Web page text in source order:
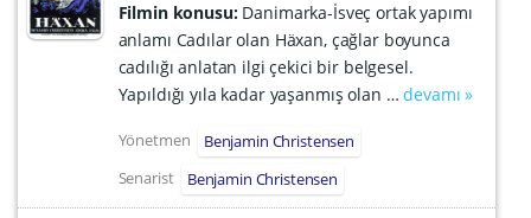
Filmin konusu: Danimarka-İsveç ortak yapımı
anlamı Cadılar olan Häxan, çağlar boyunca
cadılığı anlatan ilgi çekici bir belgesel.
Yapıldığı yıla kadar yaşanmış olan …devamı »
Yönetmen
Benjamin Christensen
Senarist
Benjamin Christensen